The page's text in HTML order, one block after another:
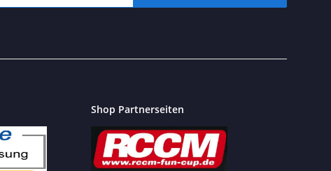
Shop Partnerseiten